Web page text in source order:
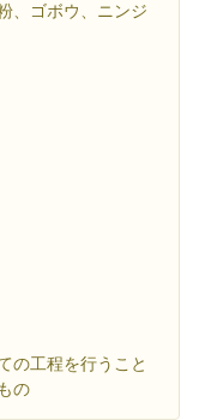
、ゴボウ、ニンジ
の工程を行うこと
の